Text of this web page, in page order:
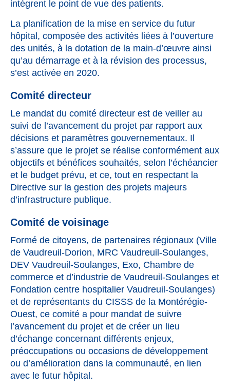
intègrent le point de vue des patients.
La planification de la mise en service du futur
hôpital, composée des activités liées à l’ouverture
des unités, à la dotation de la main-d’œuvre ainsi
qu’au démarrage et à la révision des processus,
s’est activée en 2020.
Comité directeur
Le mandat du comité directeur est de veiller au
suivi de l’avancement du projet par rapport aux
décisions et paramètres gouvernementaux. Il
s’assure que le projet se réalise conformément aux
objectifs et bénéfices souhaités, selon l’échéancier
et le budget prévu, et ce, tout en respectant la
Directive sur la gestion des projets majeurs
d’infrastructure publique.
Comité de voisinage
Formé de citoyens, de partenaires régionaux (Ville
de Vaudreuil-Dorion, MRC Vaudreuil-Soulanges,
DEV Vaudreuil-Soulanges, Exo, Chambre de
commerce et d’industrie de Vaudreuil-Soulanges et
Fondation centre hospitalier Vaudreuil-Soulanges)
et de représentants du CISSS de la Montérégie-
Ouest, ce comité a pour mandat de suivre
l’avancement du projet et de créer un lieu
d’échange concernant différents enjeux,
préoccupations ou occasions de développement
ou d’amélioration dans la communauté, en lien
avec le futur hôpital.